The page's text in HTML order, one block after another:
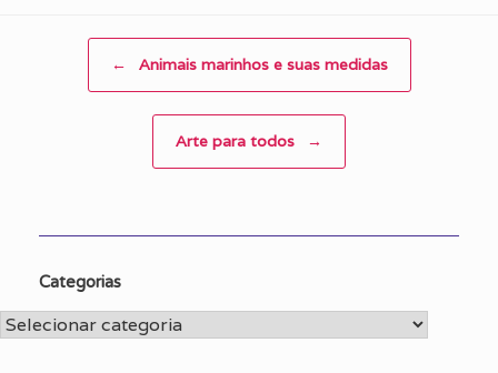
← Animais marinhos e suas medidas
Arte para todos →
Categorias
Categorias